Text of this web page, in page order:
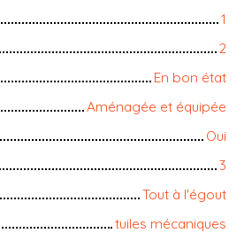
1
2
En bon état
Aménagée et équipée
Oui
3
Tout à l'égout
tuiles mécaniques